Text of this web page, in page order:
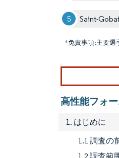
Saint-
*免責事項:主要選
高性能フォ
1. はじめに
1.1 調査の